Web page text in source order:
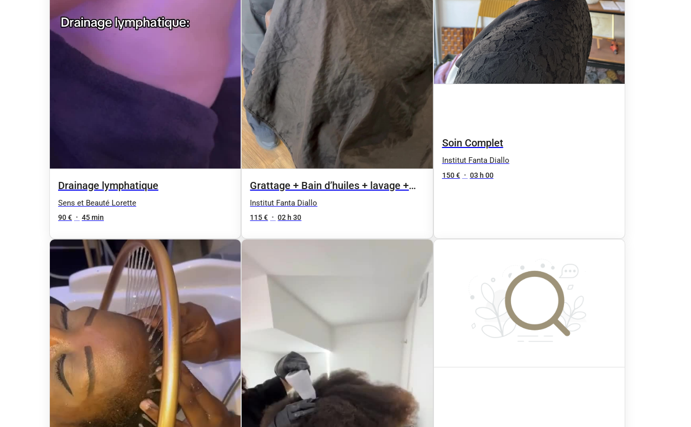
Drainage lymphatique
Sens et Beauté Lorette
90 € • 45 min
Grattage + Bain d’huiles + lavage +
massage
Institut Fanta Diallo
115 € • 02 h 30
Soin Complet
Institut Fanta Diallo
150 € • 03 h 00